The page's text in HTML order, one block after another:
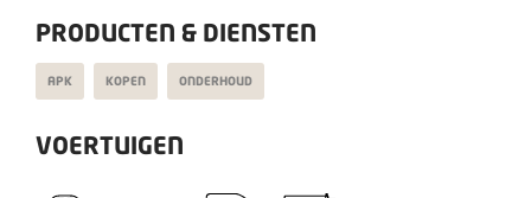
PRODUCTEN & DIENSTEN
APK KOPEN ONDERHOUD
VOERTUIGEN